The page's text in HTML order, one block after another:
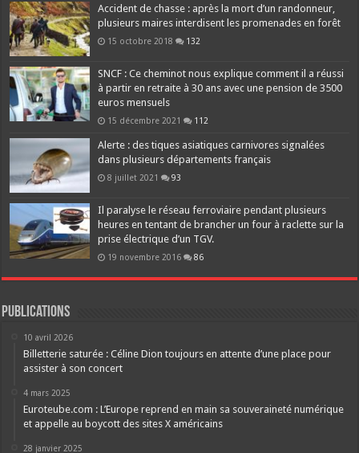
Accident de chasse : après la mort d’un randonneur,
plusieurs maires interdisent les promenades en forêt
15 octobre 2018 132
SNCF : Ce cheminot nous explique comment il a réussi
à partir en retraite à 30 ans avec une pension de 3500
euros mensuels
15 décembre 2021 112
Alerte : des tiques asiatiques carnivores signalées
dans plusieurs départements français
8 juillet 2021 93
Il paralyse le réseau ferroviaire pendant plusieurs
heures en tentant de brancher un four à raclette sur la
prise électrique d’un TGV.
19 novembre 2016 86
Publications
10 avril 2026
Billetterie saturée : Céline Dion toujours en attente d’une place pour
assister à son concert
4 mars 2025
Euroteube.com : L’Europe reprend en main sa souveraineté numérique
et appelle au boycott des sites X américains
28 janvier 2025